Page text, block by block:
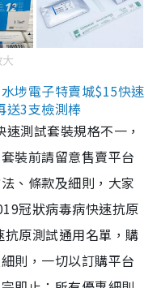
埗電子特賣城$15快速
送3支檢測棒
測試套裝規格不一，
裝前請留意售賣平台
、條款及細則，大家
冠狀病毒病快速抗原
原測試通用名單，購
則，一切以訂購平台